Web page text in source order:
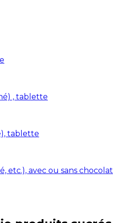
, tablette
tablette
etc.), avec ou sans chocolat